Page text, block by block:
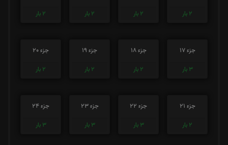
2 بار
2 بار
2 بار
2 بار
جزء 17
3 بار
جزء 18
2 بار
جزء 19
2 بار
جزء 20
2 بار
جزء 21
2 بار
جزء 22
3 بار
جزء 23
3 بار
جزء 24
3 بار